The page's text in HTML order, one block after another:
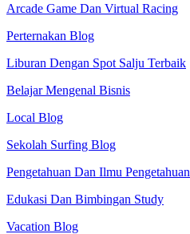
Arcade Game Dan Virtual Racing
Perternakan Blog
Liburan Dengan Spot Salju Terbaik
Belajar Mengenal Bisnis
Local Blog
Sekolah Surfing Blog
Pengetahuan Dan Ilmu Pengetahuan
Edukasi Dan Bimbingan Study
Vacation Blog